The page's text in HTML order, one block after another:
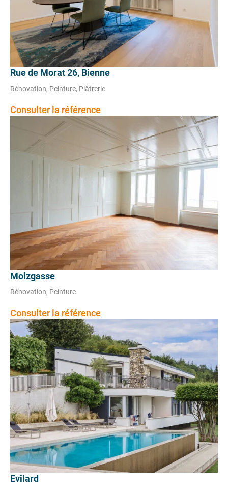
Rue de Morat 26, Bienne
Rénovation, Peinture, Plâtrerie
Consulter la référence
Molzgasse
Rénovation, Peinture
Consulter la référence
Evilard